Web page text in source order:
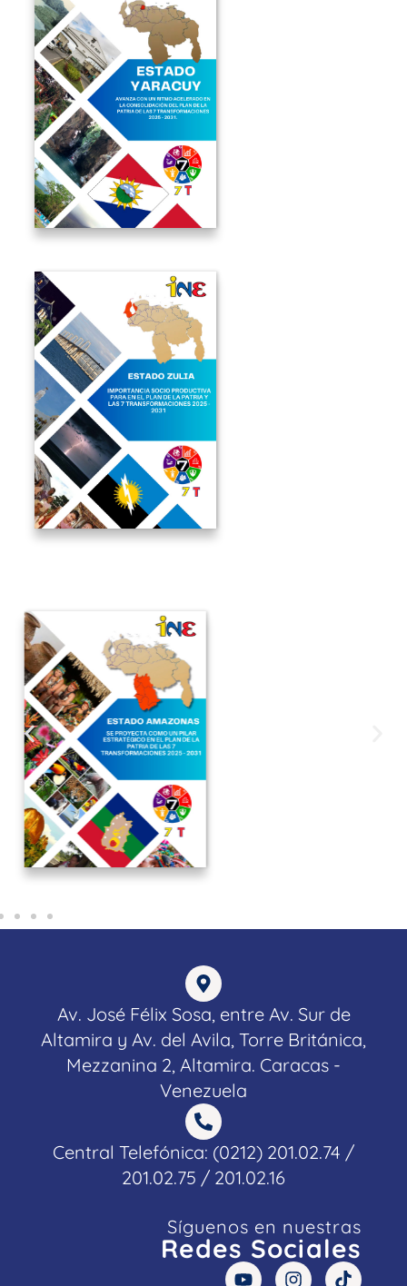
Av. José Félix Sosa, entre Av. Sur de
Altamira y Av. del Avila, Torre Británica,
Mezzanina 2, Altamira. Caracas -
Venezuela
Central Telefónica: (0212) 201.02.74 /
201.02.75 / 201.02.16
Síguenos en nuestras
Redes Sociales